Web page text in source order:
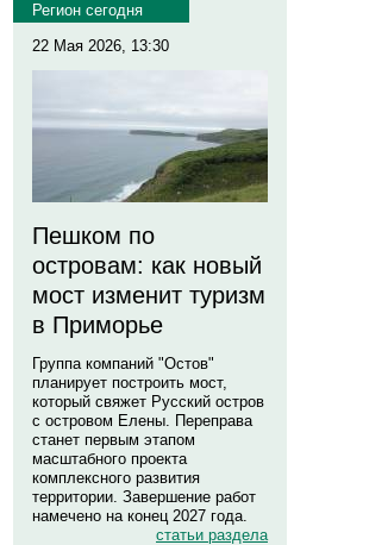
Регион сегодня
22 Мая 2026, 13:30
Пешком по
островам: как новый
мост изменит туризм
в Приморье
Группа компаний "Остов"
планирует построить мост,
который свяжет Русский остров
с островом Елены. Переправа
станет первым этапом
масштабного проекта
комплексного развития
территории. Завершение работ
намечено на конец 2027 года.
статьи раздела